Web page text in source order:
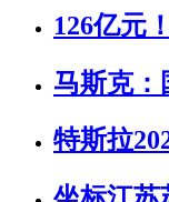
126亿元
马斯克：
特斯拉